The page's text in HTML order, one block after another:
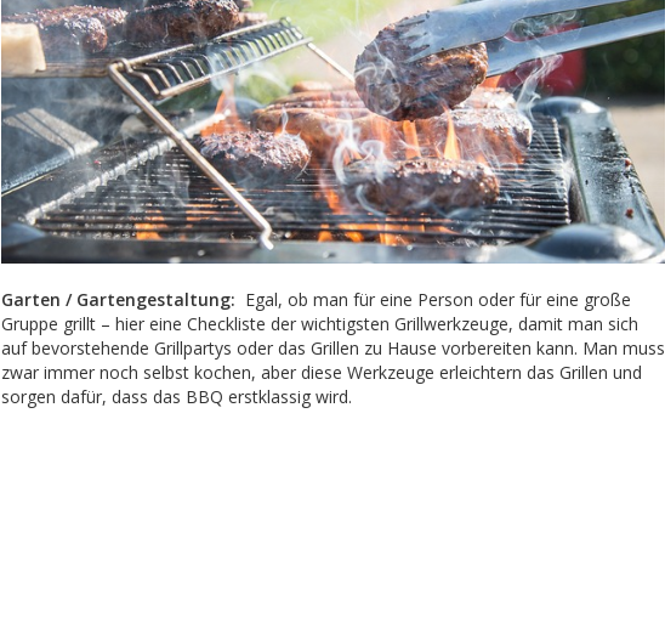
Garten / Gartengestaltung: Egal, ob man für eine Person oder für eine große
Gruppe grillt – hier eine Checkliste der wichtigsten Grillwerkzeuge, damit man sich
auf bevorstehende Grillpartys oder das Grillen zu Hause vorbereiten kann. Man muss
zwar immer noch selbst kochen, aber diese Werkzeuge erleichtern das Grillen und
sorgen dafür, dass das BBQ erstklassig wird.